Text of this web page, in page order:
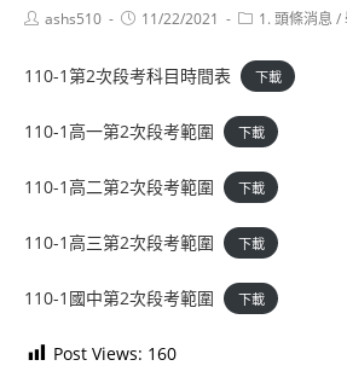
Postashs510
Post11/22/2021
Post1. 頭條消息 /
110-1第2次段考科目時間表 下載
110-1高一第2次段考範圍 下載
110-1高二第2次段考範圍 下載
110-1高三第2次段考範圍 下載
110-1國中第2次段考範圍 下載
Post Views: 160